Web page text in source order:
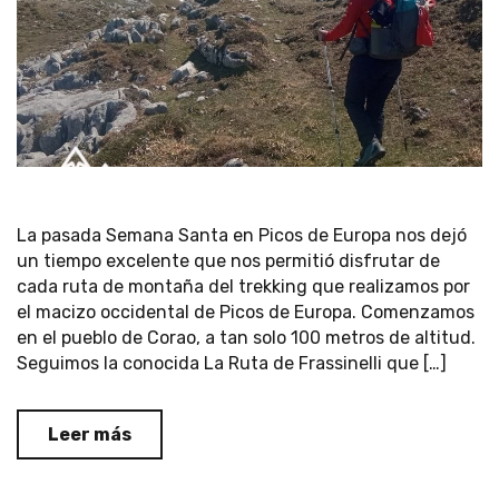
La pasada Semana Santa en Picos de Europa nos dejó
un tiempo excelente que nos permitió disfrutar de
cada ruta de montaña del trekking que realizamos por
el macizo occidental de Picos de Europa. Comenzamos
en el pueblo de Corao, a tan solo 100 metros de altitud.
Seguimos la conocida La Ruta de Frassinelli que […]
Leer más